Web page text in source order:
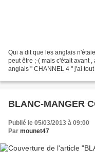
Qui a dit que les anglais
peut être ;-( mais c'était avant
anglais " CHANNEL 4 " j'ai
BLANC-MANGER
Publié le 05/03/2013 à 09:00
Par mounet47